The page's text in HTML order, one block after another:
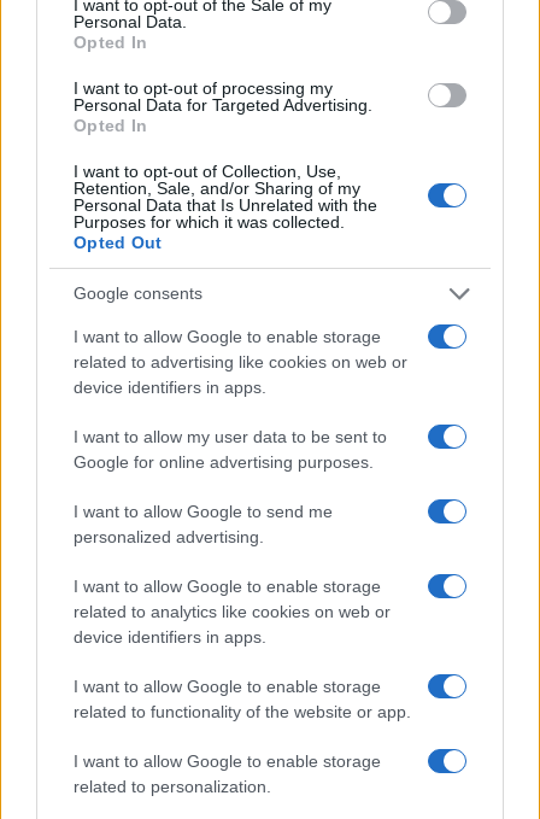
I want to opt-out of the Sale of my
Personal Data.
Opted In
I want to opt-out of processing my
Personal Data for Targeted Advertising.
Opted In
I want to opt-out of Collection, Use,
Retention, Sale, and/or Sharing of my
Personal Data that Is Unrelated with the
Purposes for which it was collected.
Opted Out
Google consents
I want to allow Google to enable storage
related to advertising like cookies on web or
device identifiers in apps.
I want to allow my user data to be sent to
Google for online advertising purposes.
I want to allow Google to send me
personalized advertising.
I want to allow Google to enable storage
related to analytics like cookies on web or
device identifiers in apps.
I want to allow Google to enable storage
related to functionality of the website or app.
I want to allow Google to enable storage
related to personalization.
Hagyományok Háza főigazgatója vette át pénteken
Budapesten.
Az ukrajnai zenei folklórral foglalkozó
Polyphony Projekt kapta idén az EP
Európai Polgár díját Magyarországon
A Both Miklós előadóművész, zeneszerző alapította, az
ukrajnai zenei folklórral foglalkozó Polyphony Projekt kapta
idén az Európai Parlament Európai Polgár díját
Magyarországon. A díjazott felterjesztője Hölvényi György, a
Kereszténydemokrata Néppárt (KDNP) európai parlamenti
képviselője volt.
„Nemzeti kultúra az, amit megélünk”
Mitől érezzük azt, hogy valami a mi kultúránk része, más
meg nem? Mit jelent kultúrafogyasztónak és mit
fonni? Ezekről is szó esett Both Miklós, a Hagyományok
Háza főigazgatója és Demeter Szilárd, a Petőfi Irodalmi
Múzeum főigazgatója múlt csütörtöki beszélgetésén a
Scruton kávézóban. A moderátor Horváth Szilárd, az M5